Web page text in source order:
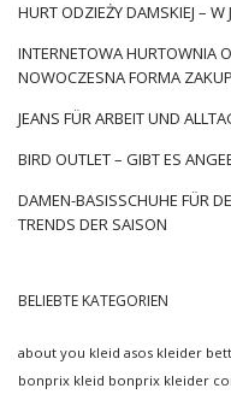
HURT ODZIEŻY DAMSKIEJ –
INTERNETOWA HURTOWNIA
NOWOCZESNA FORMA
JEANS FÜR ARBEIT UND
BIRD OUTLET – GIBT ES
DAMEN-BASISSCHUHE FÜR
TRENDS DER SAISON
BELIEBTE KATEGORIEN
about you kleid asos kleider
bonprix kleid bonprix kleider